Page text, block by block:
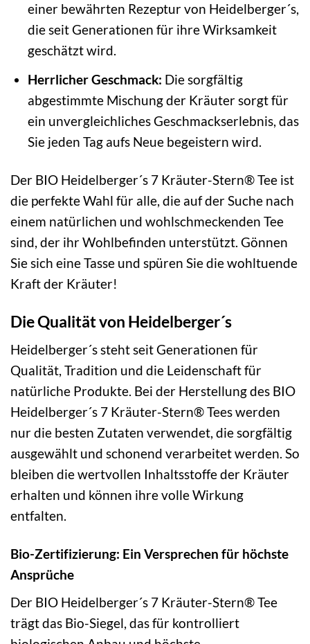
einer bewährten Rezeptur von Heidelberger´s,
die seit Generationen für ihre Wirksamkeit
geschätzt wird.
Herrlicher Geschmack: Die sorgfältig
abgestimmte Mischung der Kräuter sorgt für
ein unvergleichliches Geschmackserlebnis, das
Sie jeden Tag aufs Neue begeistern wird.
Der BIO Heidelberger´s 7 Kräuter-Stern® Tee ist
die perfekte Wahl für alle, die auf der Suche nach
einem natürlichen und wohlschmeckenden Tee
sind, der ihr Wohlbefinden unterstützt. Gönnen
Sie sich eine Tasse und spüren Sie die wohltuende
Kraft der Kräuter!
Die Qualität von Heidelberger´s
Heidelberger´s steht seit Generationen für
Qualität, Tradition und die Leidenschaft für
natürliche Produkte. Bei der Herstellung des BIO
Heidelberger´s 7 Kräuter-Stern® Tees werden
nur die besten Zutaten verwendet, die sorgfältig
ausgewählt und schonend verarbeitet werden. So
bleiben die wertvollen Inhaltsstoffe der Kräuter
erhalten und können ihre volle Wirkung
entfalten.
Bio-Zertifizierung: Ein Versprechen für höchste
Ansprüche
Der BIO Heidelberger´s 7 Kräuter-Stern® Tee
trägt das Bio-Siegel, das für kontrolliert